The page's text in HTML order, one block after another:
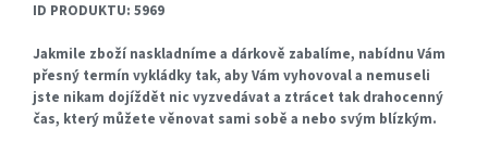
ID PRODUKTU: 5969
Jakmile zboží naskladníme a dárkově zabalíme, nabídnu Vám
přesný termín vykládky tak, aby Vám vyhovoval a nemuseli
jste nikam dojíždět nic vyzvedávat a ztrácet tak drahocenný
čas, který můžete věnovat sami sobě a nebo svým blízkým.